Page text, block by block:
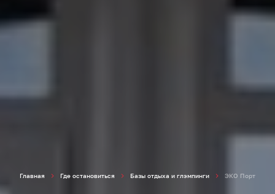
Главная Где остановиться Базы отдыха и глэмпинги ЭКО Порт